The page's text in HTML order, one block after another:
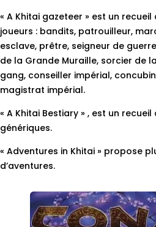
« A Khitai gazeteer » est un
joueurs : bandits, patrouilleur,
esclave, prêtre, seigneur de
de la Grande Muraille, sorcier de
gang, conseiller impérial,
magistrat impérial.
« A Khitai Bestiary » , est un
génériques.
« Adventures in Khitai » propose
d’aventures.